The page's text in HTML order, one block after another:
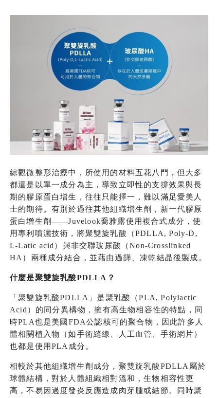
綜觀微整形治療中，所使用的材料五花八門，但大多
都還是以單一成分為主，導致立即性的支撐效果與長
期的膠原蛋白增生，往往只能擇一，難以滿足愛美人
士的期待。有別於過往其他組織增生劑，新一代膠原
蛋白增生劑——Juvelook喬雅露使用複合式成分，使
用專利噴灑技術，將聚雙旋乳酸（PDLLA, Poly-D,
L-Latic acid）與非交聯玻尿酸（Non-Crosslinked
HA）兩種成分結合，並藉由過篩、凍乾結晶後製成。
什麼是聚雙旋乳酸PDLLA？
「聚雙旋乳酸PDLLA」是聚乳酸（PLA, Polylactic
Acid）的同分異構物，擁有高生物相容性的特點，同
時PLA也是美國FDA公認核可的聚合物，因此許多人
體相關植入物（如手術縫線、人工血管、手術網片）
也都是使用PLA成分。
相較於其他組織增生劑成分，聚雙旋乳酸PDLLA屬於
球體結構，對於人體組織相對溫和，生物相容性更
高，不易因過度發炎反應造成肉芽腫或結節。同時聚